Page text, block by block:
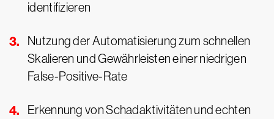
identifizieren
Nutzung der Automatisierung zum schnellen
Skalieren und Gewährleisten einer niedrigen
False-Positive-Rate
Erkennung von Schadaktivitäten und echten